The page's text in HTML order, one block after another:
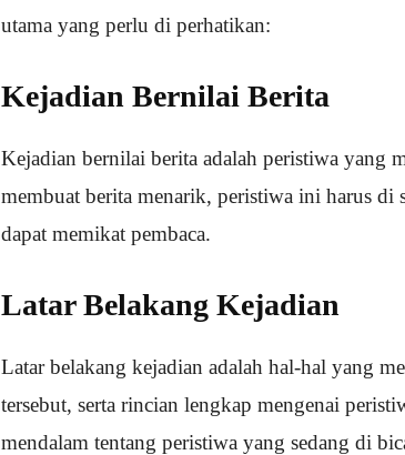
utama yang perlu di perhatikan:
Kejadian Bernilai Berita
Kejadian bernilai berita adalah peristiwa
membuat berita menarik, peristiwa ini harus di
dapat memikat pembaca.
Latar Belakang Kejadian
Latar belakang kejadian adalah hal-hal yang
tersebut, serta rincian lengkap mengenai
mendalam tentang peristiwa yang sedang di